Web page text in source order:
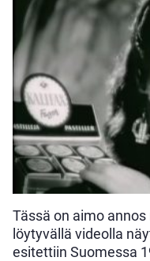
Tässä on aimo
löytyvällä videolla
esitettiin Suomessa